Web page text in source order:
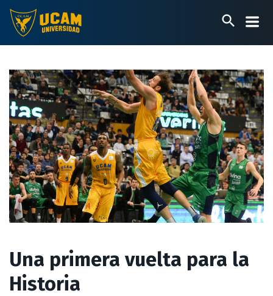
Pasar
contenido
principal
Una primera vuelta para la
Historia